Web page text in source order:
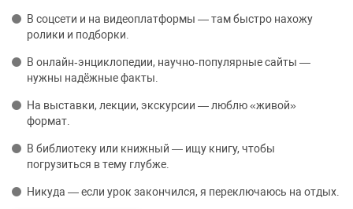
В соцсети и на видеоплатформы — там быстро нахожу
ролики и подборки.
В онлайн‑энциклопедии, научно‑популярные сайты —
нужны надёжные факты.
На выставки, лекции, экскурсии — люблю «живой»
формат.
В библиотеку или книжный — ищу книгу, чтобы
погрузиться в тему глубже.
Никуда — если урок закончился, я переключаюсь на отдых.